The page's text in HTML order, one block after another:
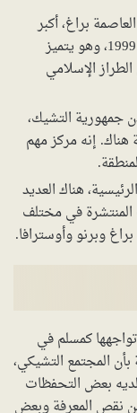
براغ، أكبر
وأشهر المساجد في البلاد. افتتح في عام 1999، وهو يتميز
الإسلامي
جمهورية التشيك،
إنه مركز مهم
هناك العديد
المنتشرة في مختلف
وبرنو وأوسترافا.
كمسلم في
المجتمع التشيكي،
بعض التحفظات
نقص المعرفة وبعض